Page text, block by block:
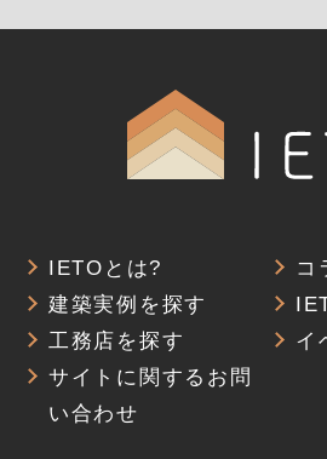
IETOとは?
コ
建築実例を探す
工務店を探す
イ
サイトに関するお問
い合わせ